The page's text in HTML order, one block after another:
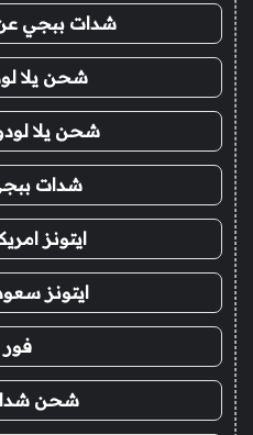
شدات ببجي عن
شحن يلا
شحن يلا
شدات
ايتونز
ايتونز
فور
شحن